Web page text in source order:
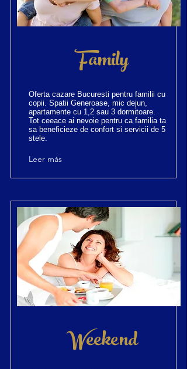
Family
Oferta cazare Bucuresti pentru familii cu
copii. Spatii Generoase, mic dejun,
apartamente cu 1,2 sau 3 dormitoare.
Tot ceeace ai nevoie pentru ca familia ta
sa beneficieze de confort si servicii de 5
stele.
Leer más
Weekend